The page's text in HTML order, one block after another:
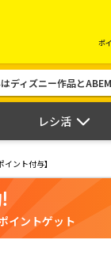
ポ
ディズニー作品と
レシ活
ント付与】
イントゲット